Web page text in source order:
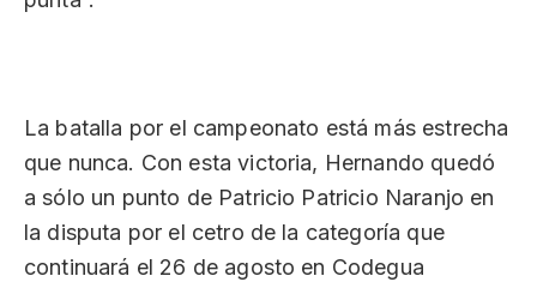
La batalla por el campeonato está más estrecha
que nunca. Con esta victoria, Hernando quedó
a sólo un punto de Patricio Patricio Naranjo en
la disputa por el cetro de la categoría que
continuará el 26 de agosto en Codegua